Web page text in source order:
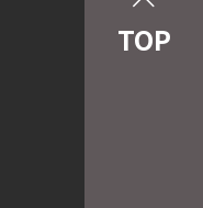
TOP